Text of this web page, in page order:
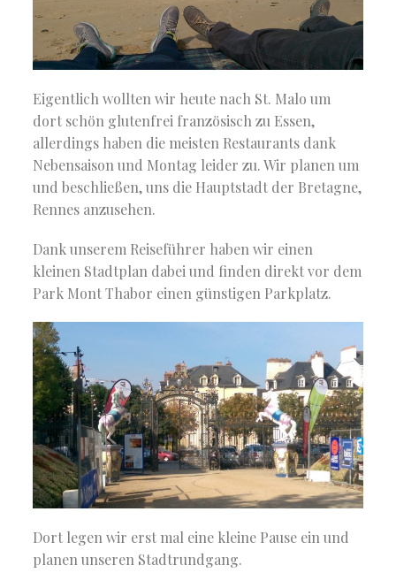
Eigentlich wollten wir heute nach St. Malo um
dort schön glutenfrei französisch zu Essen,
allerdings haben die meisten Restaurants dank
Nebensaison und Montag leider zu. Wir planen um
und beschließen, uns die Hauptstadt der Bretagne,
Rennes anzusehen.
Dank unserem Reiseführer haben wir einen
kleinen Stadtplan dabei und finden direkt vor dem
Park Mont Thabor einen günstigen Parkplatz.
Dort legen wir erst mal eine kleine Pause ein und
planen unseren Stadtrundgang.